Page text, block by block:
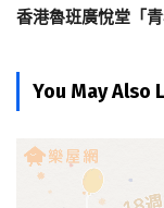
香港魯班廣悅堂「
You May Also